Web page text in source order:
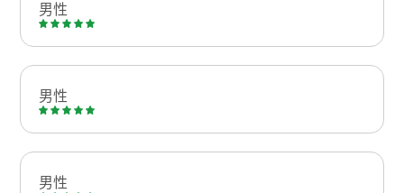
男性
男性
男性